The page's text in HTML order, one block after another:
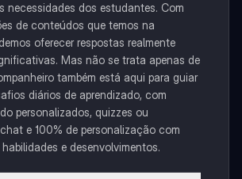
necessidades dos estudantes. Com
de conteúdos que temos na
oferecer respostas realmente
Mas não se trata apenas de
também está aqui para guiar
diários de aprendizado, com
personalizados, quizzes ou
e 100% de personalização com
e desenvolvimentos.